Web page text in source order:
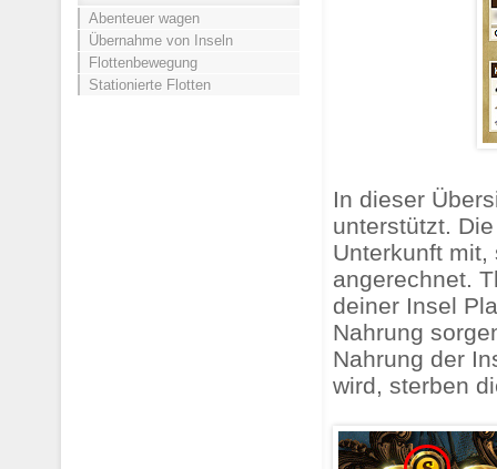
Abenteuer wagen
Übernahme von Inseln
Flottenbewegung
Stationierte Flotten
In dieser
unterstützt.
Unterkunft
angerechnet.
deiner Insel
Nahrung
Nahrung der
wird, sterben